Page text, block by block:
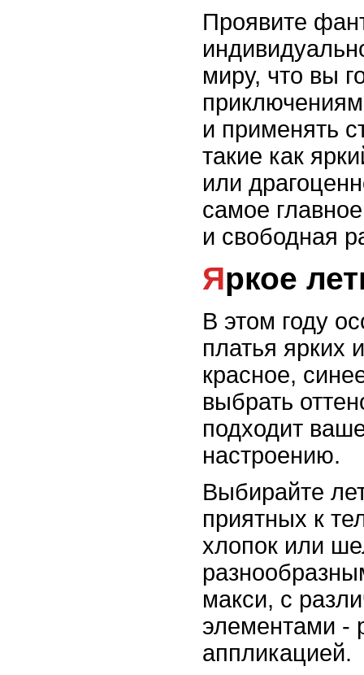
Проявите
миру, что вы
и применять
такие как
или
самое
и свободная
Яркое
В этом году
платья ярких
красное,
выбрать
подходит
настроению.
Выбирайте
приятных к
хлопок или
макси, с
элементами
аппликацией.